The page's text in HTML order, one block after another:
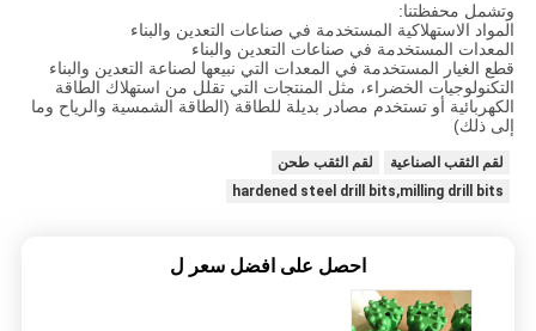
وتشمل محفظتنا:
المواد الاستهلاكية المستخدمة في صناعات التعدين والبناء
المعدات المستخدمة في صناعات التعدين والبناء
قطع الغيار المستخدمة في المعدات التي نبيعها لصناعة التعدين والبناء
التكنولوجيات الخضراء، مثل المنتجات التي تقلل من استهلاك الطاقة
الكهربائية أو تستخدم مصادر بديلة للطاقة (الطاقة الشمسية والرياح وما
إلى ذلك)
لقم الثقب الصناعية
لقم الثقب طحن
hardened steel drill bits,milling drill bits
احصل على افضل سعر ل